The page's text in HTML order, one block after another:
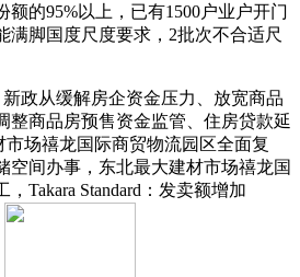
额的95%以上，已有1500户业户开门
满脚国度尺度要求，2批次不合适尺
政从缓解房企资金压力、放宽商品
整商品房预售资金监管、住房贷款延
市场禧龙国际商贸物流园区全面复
空间办事，东北最大建材市场禧龙国
Takara Standard：发卖额增加